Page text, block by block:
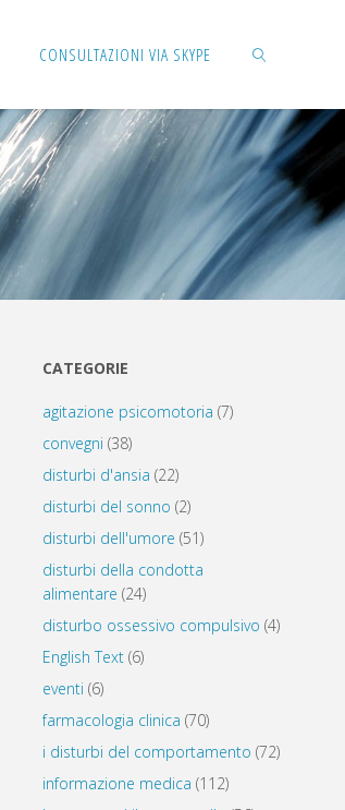
CONSULTAZIONI VIA SKYPE
CERCA
CATEGORIE
agitazione psicomotoria (7)
convegni (38)
disturbi d'ansia (22)
disturbi del sonno (2)
disturbi dell'umore (51)
disturbi della condotta
alimentare (24)
disturbo ossessivo compulsivo (4)
English Text (6)
eventi (6)
farmacologia clinica (70)
i disturbi del comportamento (72)
informazione medica (112)